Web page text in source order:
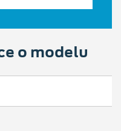
o modelu